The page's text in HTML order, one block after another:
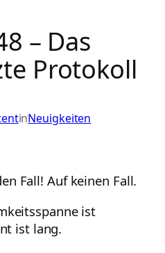
– Das
Protokoll
inNeuigkeiten
Fall! Auf keinen Fall.
ist
ist lang.